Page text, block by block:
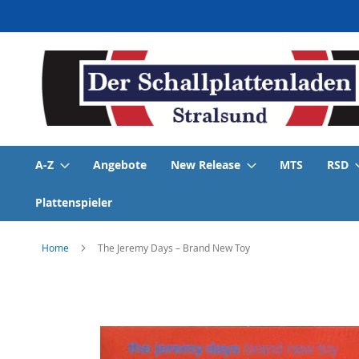
zum
Inhalt
A-Z Angebote New Release MTS RSD
Plattenspieler
Home The Jeremy Days – Brand New Toy